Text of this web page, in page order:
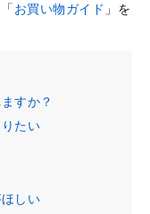
「お買い物ガイド 」を
すか？
たい
しい